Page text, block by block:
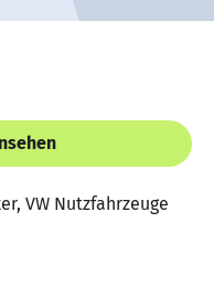
VW Nutzfahrzeuge